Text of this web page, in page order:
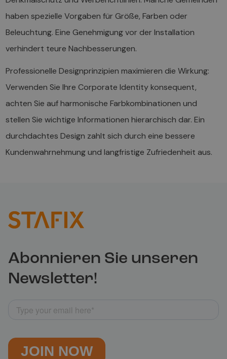
haben spezielle Vorgaben für Größe, Farben oder
Beleuchtung. Eine Genehmigung vor der Installation
verhindert teure Nachbesserungen.
Professionelle Designprinzipien maximieren die Wirkung:
Verwenden Sie Ihre Corporate Identity konsequent,
achten Sie auf harmonische Farbkombinationen und
stellen Sie wichtige Informationen hierarchisch dar. Ein
durchdachtes Design zahlt sich durch eine bessere
Kundenwahrnehmung und langfristige Zufriedenheit aus.
Abonnieren Sie unseren
Newsletter!